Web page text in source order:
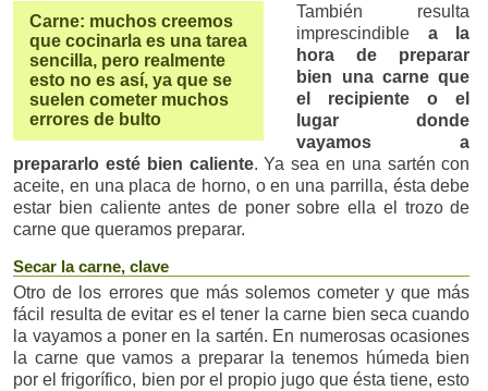
Carne: muchos creemos
que cocinarla es una tarea
sencilla, pero realmente
esto no es así, ya que se
suelen cometer muchos
errores de bulto
También resulta
imprescindible a la
hora de preparar
bien una carne que
el recipiente o el
lugar donde
vayamos a
prepararlo esté bien caliente. Ya sea en una sartén con
aceite, en una placa de horno, o en una parrilla, ésta debe
estar bien caliente antes de poner sobre ella el trozo de
carne que queramos preparar.
Secar la carne, clave
Otro de los errores que más solemos cometer y que más
fácil resulta de evitar es el tener la carne bien seca cuando
la vayamos a poner en la sartén. En numerosas ocasiones
la carne que vamos a preparar la tenemos húmeda bien
por el frigorífico, bien por el propio jugo que ésta tiene, esto